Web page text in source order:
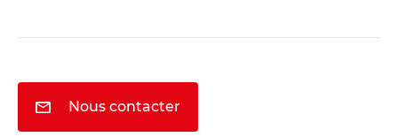
Nous contacter